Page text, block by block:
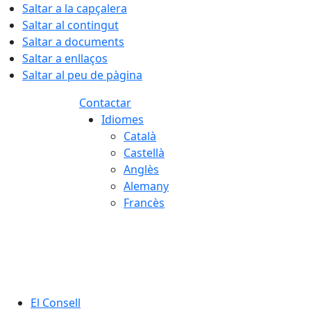
Saltar a la capçalera
Saltar al contingut
Saltar a documents
Saltar a enllaços
Saltar al peu de pàgina
Contactar
Idiomes
Català
Castellà
Anglès
Alemany
Francès
El Consell